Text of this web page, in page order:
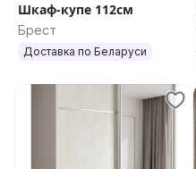
Шкаф-купе 112см
Брест
Доставка по Беларуси